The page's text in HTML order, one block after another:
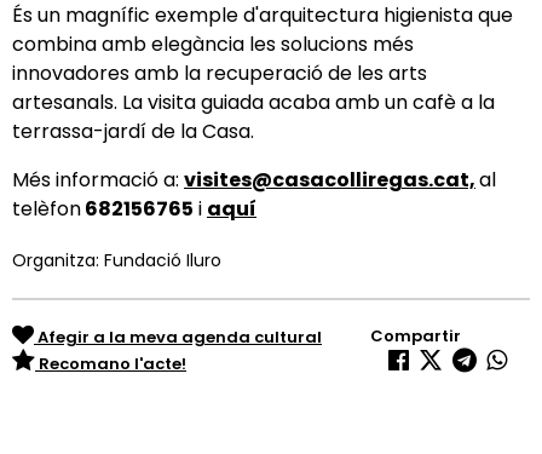
És un magnífic exemple d'arquitectura higienista que
combina amb elegància les solucions més
innovadores amb la recuperació de les arts
artesanals. La visita guiada acaba amb un cafè a la
terrassa-jardí de la Casa.
Més informació a: visites@casacolliregas.cat,al
telèfon682156765 i aquí
Organitza: Fundació Iluro
Afegir a la meva agenda cultural
Recomano l'acte!
Compartir